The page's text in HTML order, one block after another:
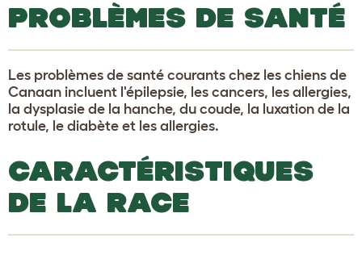
PROBLÈMES DE SANTÉ
Les problèmes de santé courants chez les chiens de
Canaan incluent l'épilepsie, les cancers, les allergies,
la dysplasie de la hanche, du coude, la luxation de la
rotule, le diabète et les allergies.
CARACTÉRISTIQUES
DE LA RACE